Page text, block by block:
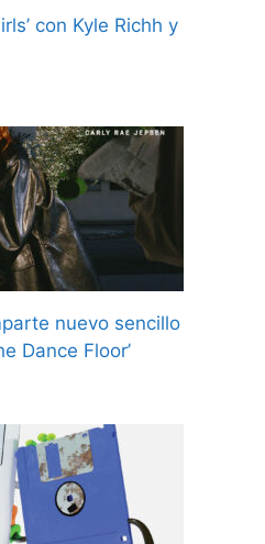
con Kyle Richh y
nuevo sencillo
Dance Floor’